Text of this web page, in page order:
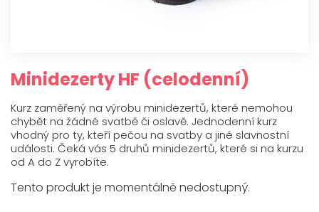
Minidezerty HF (celodenní)
Kurz zaměřený na výrobu minidezertů, které nemohou
chybět na žádné svatbě či oslavě. Jednodenní kurz
vhodný pro ty, kteří pečou na svatby a jiné slavnostní
události. Čeká vás 5 druhů minidezertů, které si na kurzu
od A do Z vyrobíte.
Tento produkt je momentálně nedostupný.